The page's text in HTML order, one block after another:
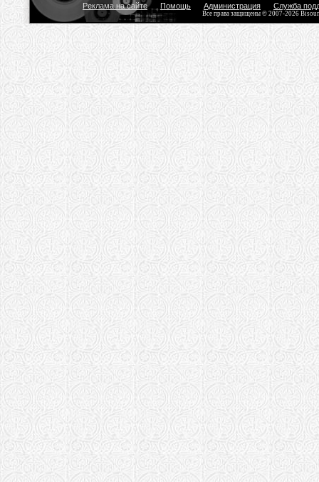
Реклама на сайте Помощь Администрация Служба
Все права защищены © 2007-2026